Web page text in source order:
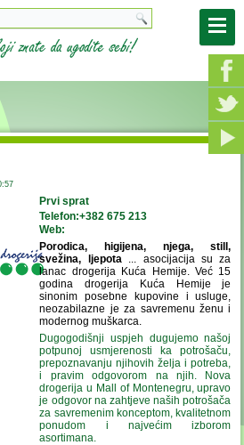
Prvi sprat
Telefon:+382675 213
Web:
Porodica, higijena, njega, still,
svežina, ljepota... asocijacija su za
lanac drogerija Kuća Hemije. Već 15
godina drogerija Kuća Hemije je
sinonim posebne kupovine i usluge,
neozabilazne je za savremenu ženu i
modernog muškarca.
Dugogodišnji uspjeh dugujemo našoj
potpunoj usmjerenosti ka potrošaču,
prepoznavanju njihovih želja i potreba,
i pravim odgovorom na njih. Nova
drogerija u Mall of Montenegru, upravo
je odgovor na zahtjeve naših potrošača
za savremenim konceptom, kvalitetnom
ponudom i najvećim izborom
asortimana.